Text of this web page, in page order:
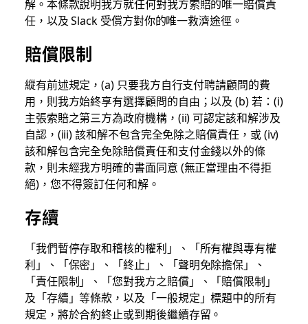
任，以及 Slack 受償方對你的唯一救濟途徑。
賠償限制
縱有前述規定，(a) 只要我方自行支付聘請顧問的費
用，則我方始終享有選擇顧問的自由；以及 (b) 若：(i)
主張索賠之第三方為政府機構，(ii) 可認定該和解涉及
自認，(iii) 該和解不包含完全免除之賠償責任，或 (iv)
該和解包含完全免除賠償責任和支付金錢以外的條
款，則未經我方明確的書面同意 (無正當理由不得拒
絕)，您不得簽訂任何和解。
存續
「我們暫停存取和稽核的權利」、「所有權與專有權
利」、「保密」、「終止」、「聲明免除擔保」、
「責任限制」、「您對我方之賠償」、「賠償限制」
及「存續」等條款，以及「一般規定」標題中的所有
規定，將於合約終止或到期後繼續存留。